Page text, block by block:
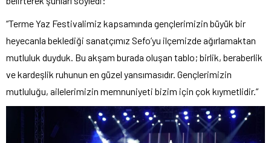
“Terme Yaz Festivalimiz kapsamında gençlerimizin büyük bir
heyecanla beklediği sanatçımız Sefo’yu ilçemizde ağırlamaktan
mutluluk duyduk. Bu akşam burada oluşan tablo; birlik, beraberlik
ve kardeşlik ruhunun en güzel yansımasıdır. Gençlerimizin
mutluluğu, ailelerimizin memnuniyeti bizim için çok kıymetlidir.”